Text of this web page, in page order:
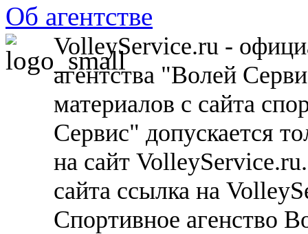
Об агентстве
VolleyService.ru -
агентства "Волей
материалов с сайта
Сервис" допускается
на сайт
сайта ссылка на
Спортивное агенство